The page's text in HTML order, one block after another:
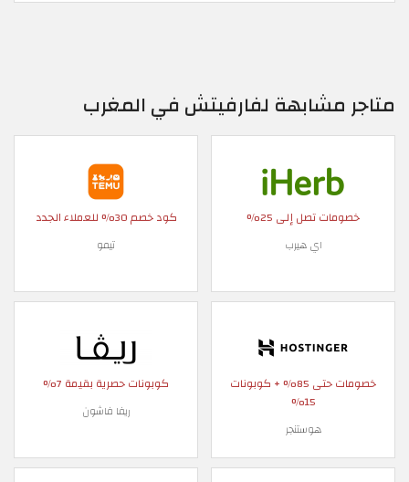
متاجر مشابهة لفارفيتش في المغرب
خصومات تصل إلى 25%
اي هيرب
كود خصم 30% للعملاء الجدد
تيمو
خصومات حتى 85% + كوبونات
15%
هوستنجر
كوبونات حصرية بقيمة 7%
ريفا فاشون